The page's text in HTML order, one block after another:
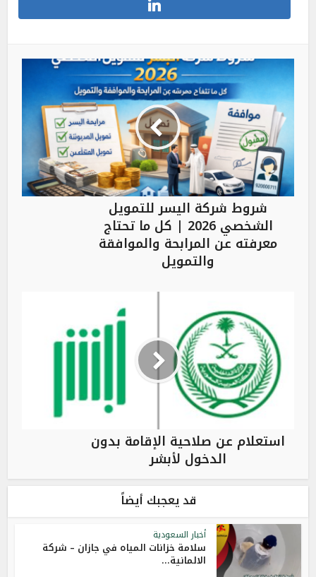
شروط شركة اليسر للتمويل
الشخصي 2026 | كل ما تحتاج
معرفته عن المرابحة والموافقة
والتمويل
استعلام عن صلاحية الإقامة بدون
الدخول لأبشر
قد يعجبك أيضاً
أخبار السعودية
سلامة خزانات المياه في جازان – شركة
الالمانية...